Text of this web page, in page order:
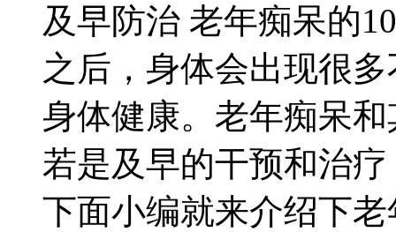
及早防治 老年痴呆的
之后，身体会出现很
身体健康。老年痴呆
若是及早的干预和治
下面小编就来介绍下